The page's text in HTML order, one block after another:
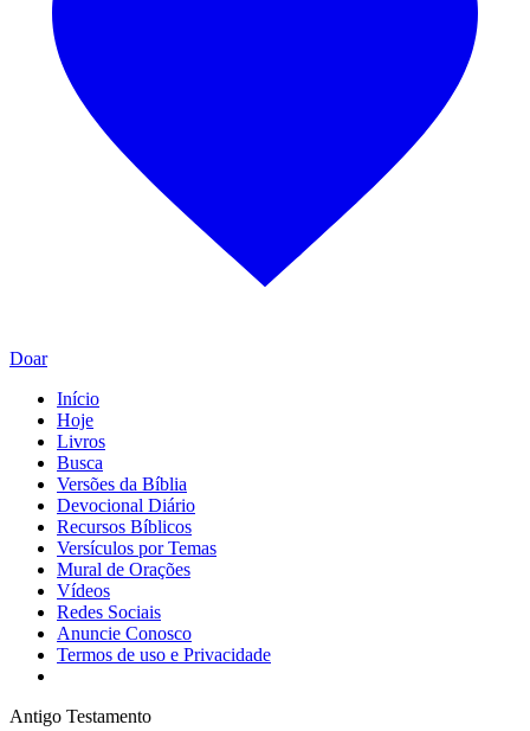
Doar
Início
Hoje
Livros
Busca
Versões da Bíblia
Devocional Diário
Recursos Bíblicos
Versículos por Temas
Mural de Orações
Vídeos
Redes Sociais
Anuncie Conosco
Termos de uso e Privacidade
Antigo Testamento